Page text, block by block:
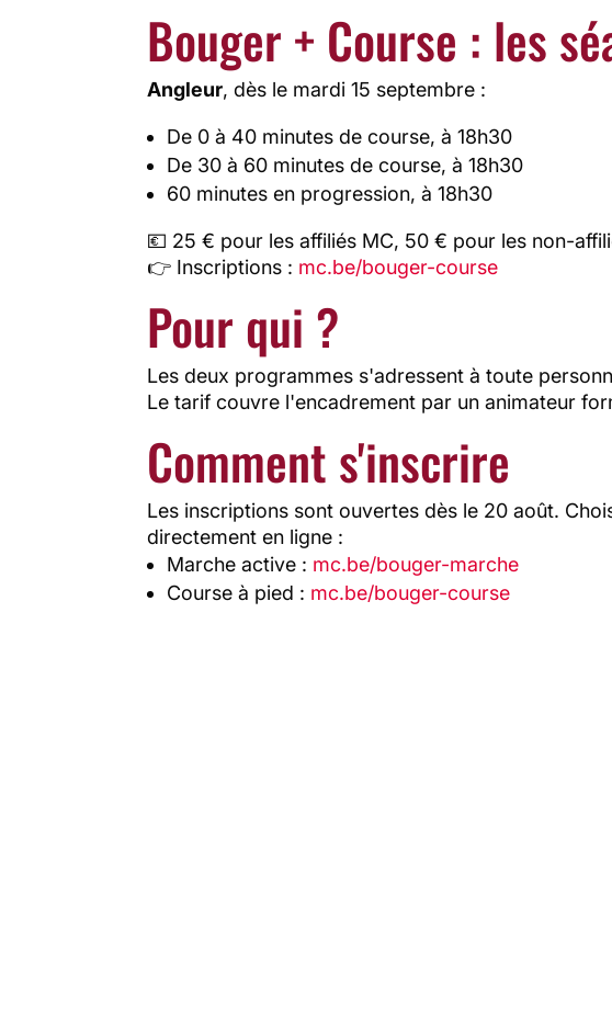
Bouger + Course : les
Angleur, dès le mardi 15 septembre :
De 0 à 40 minutes de course, à 18h30
De 30 à 60 minutes de course, à 18h30
60 minutes en progression, à 18h30
💶 25 € pour les affiliés MC, 50 € pour les non-
👉 Inscriptions : mc.be/bouger-course
Pour qui ?
Les deux programmes s'adressent à toute
Le tarif couvre l'encadrement par un animateur
Comment s'inscrire
Les inscriptions sont ouvertes dès le 20 août.
directement en ligne :
Marche active : mc.be/bouger-marche
Course à pied : mc.be/bouger-course